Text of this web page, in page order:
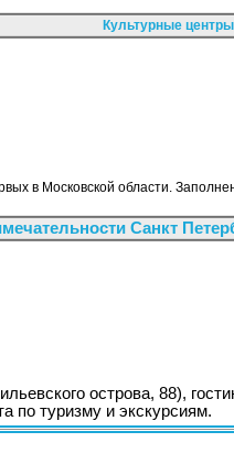
Культурные
в Московской области.
Санкт
острова, 88),
по туризму и экскурсиям.